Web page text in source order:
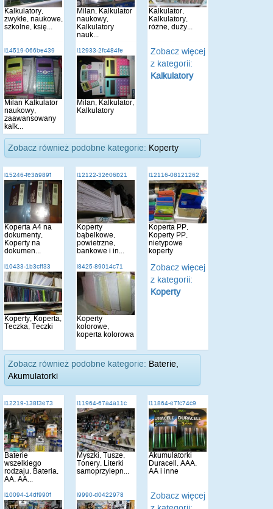
Kalkulatory,
zwykłe, naukowe,
szkolne, księ...
Milan, Kalkulator
naukowy,
Kalkulatory
nauk...
Kalkulator,
Kalkulatory,
różne, duży...
i14519-066be439
Milan Kalkulator
naukowy,
zaawansowany
kalk...
i12933-2fc484fe
Milan, Kalkulator,
Kalkulatory
Zobacz więcej
z kategorii:
Kalkulatory
Zobacz również podobne kategorie: Koperty
i15246-fe3a989f
Koperta A4 na
dokumenty,
Koperty na
dokumen...
i12122-32e06b21
Koperty
bąbelkowe,
powietrzne,
bankowe i in...
i12116-08121262
Koperta PP,
Koperty PP,
nietypowe
koperty
i10433-1b3cff33
Koperty, Koperta,
Teczka, Teczki
i8425-89014c71
Koperty
kolorowe,
koperta kolorowa
Zobacz więcej
z kategorii:
Koperty
Zobacz również podobne kategorie: Baterie,
Akumulatorki
i12219-138f3e73
Baterie
wszelkiego
rodzaju, Bateria,
AA, AA...
i11964-67a4a11c
Myszki, Tusze,
Tonery, Literki
samoprzylepn...
i11864-e7fc74c9
Akumulatorki
Duracell, AAA,
AA i inne
i10094-14df990f i9990-d0422978
Zobacz więcej